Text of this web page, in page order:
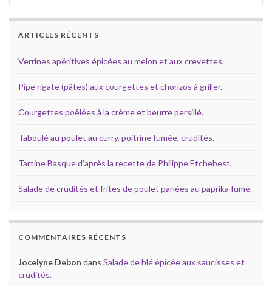
ARTICLES RÉCENTS
Verrines apéritives épicées au melon et aux crevettes.
Pipe rigate (pâtes) aux courgettes et chorizos à griller.
Courgettes poêlées à la crème et beurre persillé.
Taboulé au poulet au curry, poitrine fumée, crudités.
Tartine Basque d’après la recette de Philippe Etchebest.
Salade de crudités et frites de poulet panées au paprika fumé.
COMMENTAIRES RÉCENTS
Jocelyne Debon dans Salade de blé épicée aux saucisses et
crudités.